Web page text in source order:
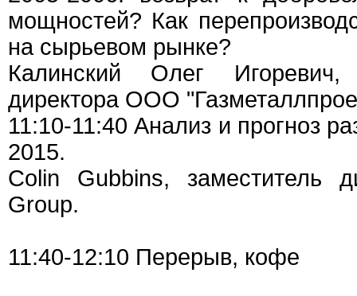
мощностей? Как
на сырьевом рынке?
Калинский Олег Игоревич,
директора ООО
11:10-11:40 Анализ и прогноз
2015.
Colin Gubbins, заместитель
Group.
11:40-12:10 Перерыв, кофе